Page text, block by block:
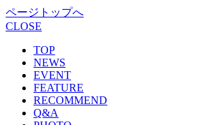
ページトップへ
CLOSE
TOP
NEWS
EVENT
FEATURE
RECOMMEND
Q&A